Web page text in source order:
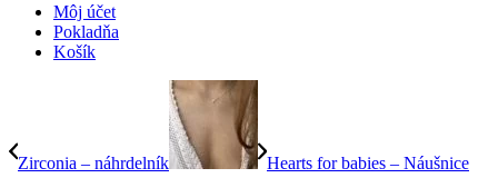
Môj účet
Pokladňa
Košík
Zirconia – náhrdelník Hearts for babies – Náušnice